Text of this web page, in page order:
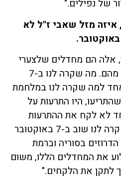
של נפילים."
איזה מזל שאבי ז"ל לא
אלה הם מחדלים שלצערי
לא מפיקים את הלקחים מהם. מה שקרה לנו ב-7
למה שקרה לנו במלחמת
היו התרעות על
לא לקח את ההתרעות
האלו ברצינות – והנה זה קרה לנו שוב ב-7 באוקטובר
בסוריה וברמת
את המחדלים הללו, משום
לתקן את הלקחים."